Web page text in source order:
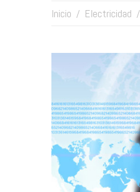
Inicio Electricidad